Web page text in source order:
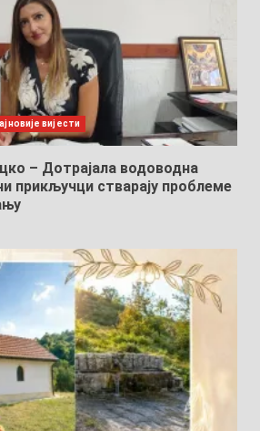
вијести
– Дотрајала водоводна
прикључци стварају проблеме